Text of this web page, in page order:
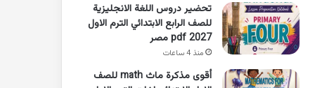
تحضير دروس اللغة الانجليزية
للصف الرابع الابتدائي الترم الاول
2027 pdf مصر
منذ 4 ساعات
أقوى مذكرة ماث math للصف